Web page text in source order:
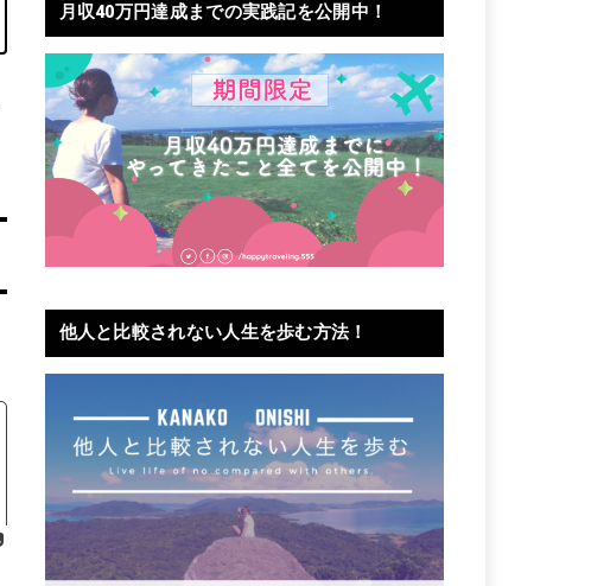
月収40万円達成までの実践記を公開中！
他人と比較されない人生を歩む方法！